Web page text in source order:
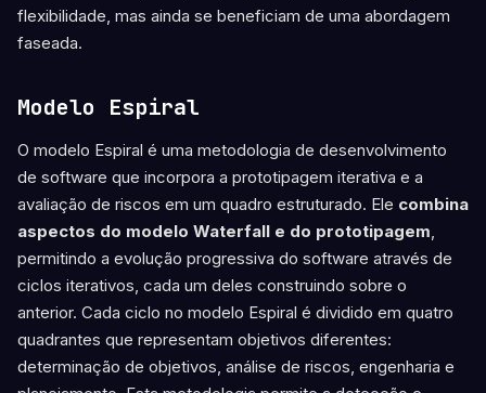
flexibilidade, mas ainda se beneficiam de uma abordagem
faseada.
Modelo Espiral
O modelo Espiral é uma metodologia de desenvolvimento
de software que incorpora a prototipagem iterativa e a
avaliação de riscos em um quadro estruturado. Ele combina
aspectos do modelo Waterfall e do prototipagem,
permitindo a evolução progressiva do software através de
ciclos iterativos, cada um deles construindo sobre o
anterior. Cada ciclo no modelo Espiral é dividido em quatro
quadrantes que representam objetivos diferentes:
determinação de objetivos, análise de riscos, engenharia e